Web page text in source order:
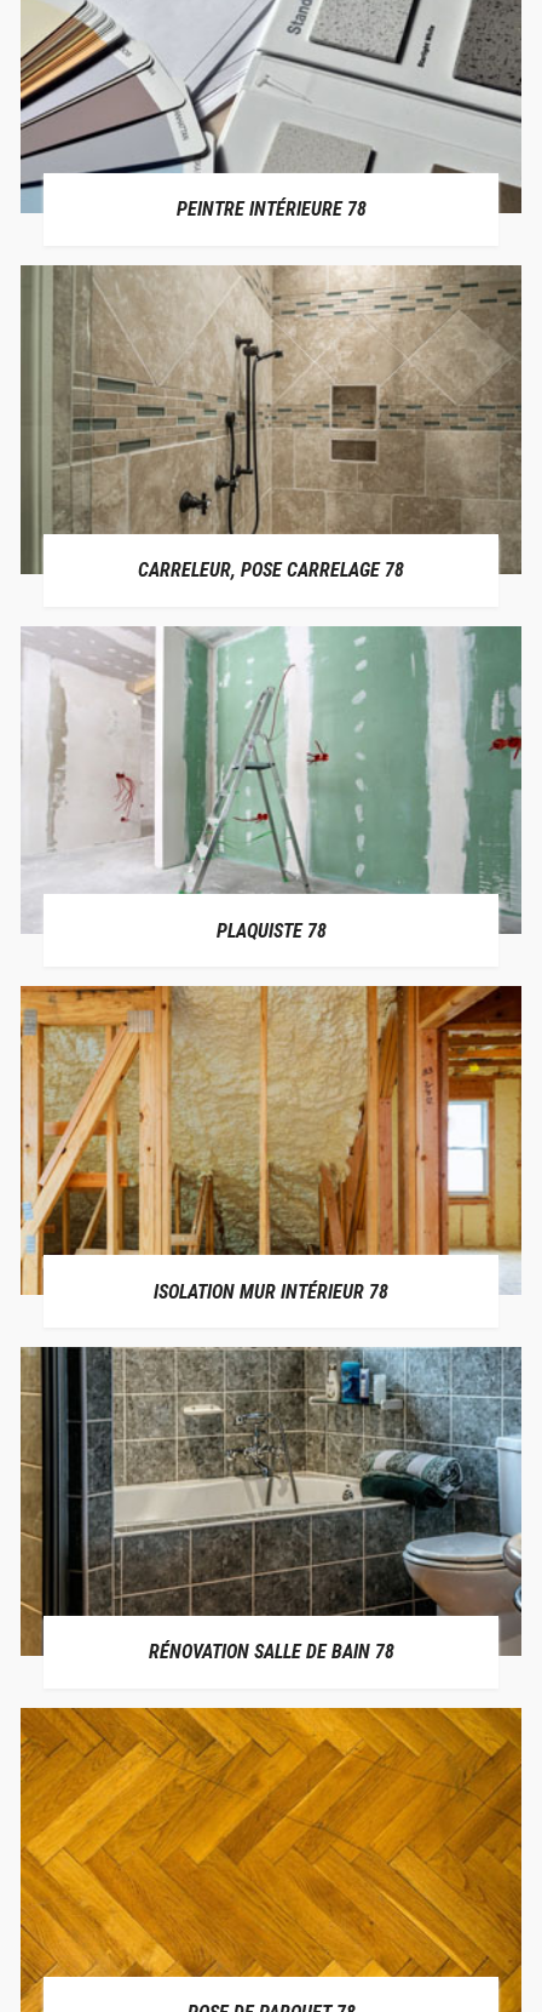
PEINTRE INTÉRIEURE 78
CARRELEUR, POSE CARRELAGE 78
PLAQUISTE 78
ISOLATION MUR INTÉRIEUR 78
RÉNOVATION SALLE DE BAIN 78